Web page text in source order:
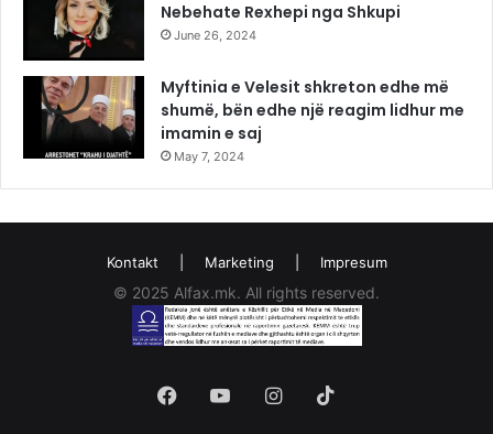
Nebehate Rexhepi nga Shkupi
June 26, 2024
Myftinia e Velesit shkreton edhe më
shumë, bën edhe një reagim lidhur me
imamin e saj
May 7, 2024
Kontakt Marketing Impresum
© 2025 Alfax.mk. All rights reserved.
FacebookYouTubeInstagram